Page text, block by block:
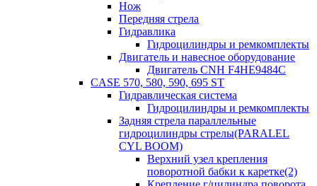
Нож
Передняя стрела
Гидравлика
Гидроцилиндры и ремкомплекты
Двигатель и навесное оборудование
Двигатель CNH F4HE9484C
CASE 570, 580, 590, 695 ST
Гидравлическая система
Гидроцилиндры и ремкомплекты
Задняя стрела параллельные
гидроцилиндры стрелы(PARALEL
CYL BOOM)
Верхний узел крепления
поворотной бабки к каретке(2)